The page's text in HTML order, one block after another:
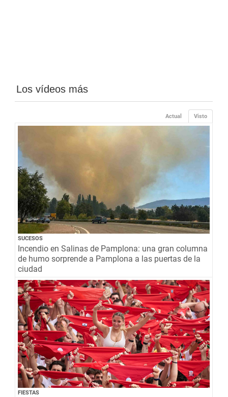
Los vídeos más
Visto
Actual
SUCESOS
Incendio en Salinas de Pamplona: una gran columna
de humo sorprende a Pamplona a las puertas de la
ciudad
FIESTAS